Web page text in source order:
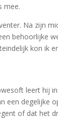
mee.
Na zijn
behoorlijke
kon ik
leert hij
een degelijke
of dat het